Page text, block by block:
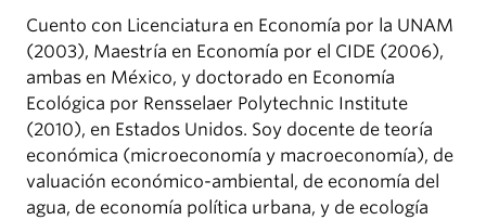
Cuento con Licenciatura en Economía por la UNAM
(2003), Maestría en Economía por el CIDE (2006),
ambas en México, y doctorado en Economía
Ecológica por Rensselaer Polytechnic Institute
(2010), en Estados Unidos. Soy docente de teoría
económica (microeconomía y macroeconomía), de
valuación económico-ambiental, de economía del
agua, de economía política urbana, y de ecología